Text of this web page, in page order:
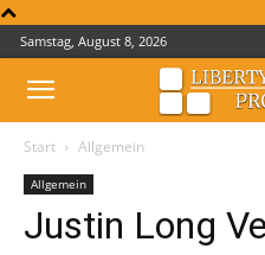
Samstag, August 8, 2026
Start Allgemein
Allgemein
Justin Long